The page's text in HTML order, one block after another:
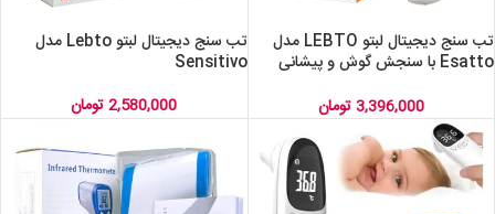
تب‌ سنج دیجیتال لبتو LEBTO مدل
Esatto با سنجش گوش و پیشانی
3,396,000 تومان
تب سنج دیجیتال لبتو Lebto مدل
Sensitivo
2,580,000تومان